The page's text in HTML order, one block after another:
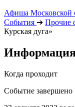
Афиша Московской
События ➔ Прочие
Курская дуга»
Когда проходит
Событие завершено